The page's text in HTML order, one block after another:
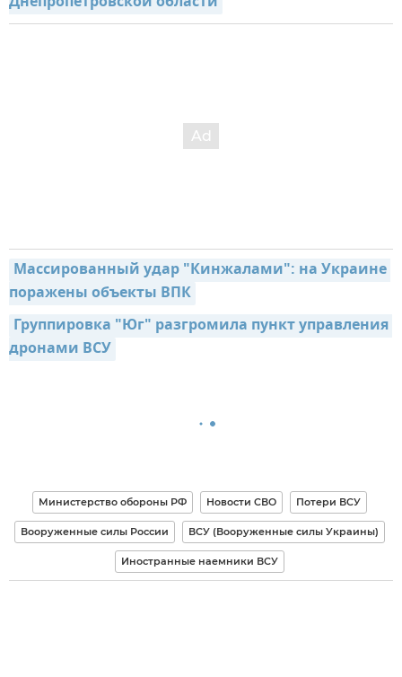
Массированный удар "Кинжалами": на Украине
поражены объекты ВПК
Группировка "Юг" разгромила пункт управления
дронами ВСУ
Министерство обороны РФ Новости СВО Потери ВСУ
Вооруженные силы России ВСУ (Вооруженные силы Украины)
Иностранные наемники ВСУ